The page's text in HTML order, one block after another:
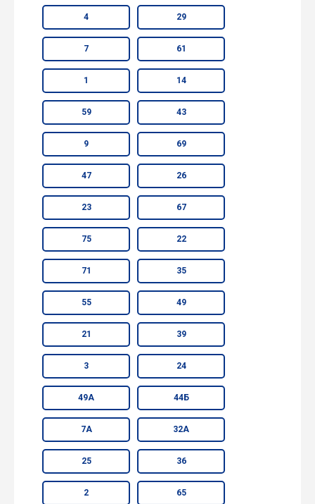
4 29
7 61
1 14
59 43
9 69
47 26
23 67
75 22
71 35
55 49
21 39
3 24
49А 44Б
7А 32А
25 36
2 65